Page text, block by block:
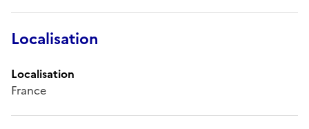
Localisation
Localisation
France